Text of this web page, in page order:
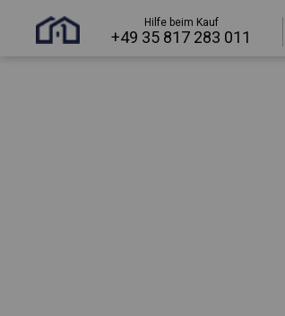
Hilfe beim Kauf
+49 35 817 283 011